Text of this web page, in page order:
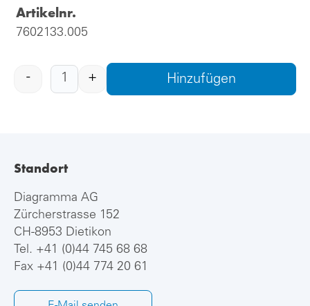
Artikelnr.
7602133.005
- + Hinzufügen
Standort
Diagramma AG
Zürcherstrasse 152
CH-8953 Dietikon
Tel. +41 (0)44 745 68 68
Fax +41 (0)44 774 20 61